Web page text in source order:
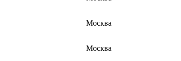
Москва
Москва